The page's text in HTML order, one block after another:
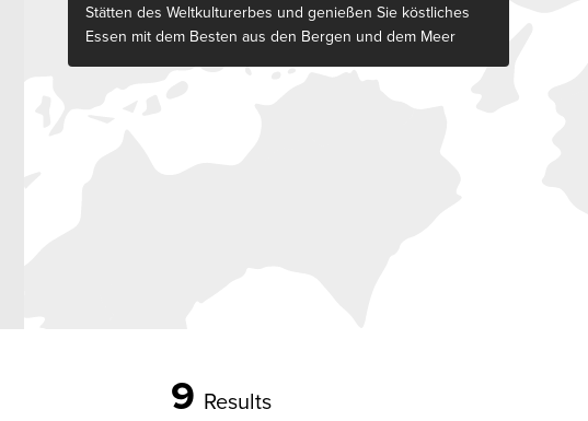
Stätten des Weltkulturerbes und genießen Sie köstliches
Essen mit dem Besten aus den Bergen und dem Meer
9 Results